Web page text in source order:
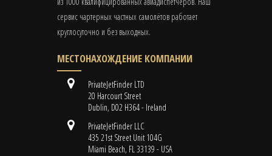
сервис чартерных частных самолётов работает
круглосуточно и без выходных.
МЕСТОНАХОЖДЕНИЕ КОМПАНИИ
PrivateJetFinder LTD
20 Harcourt Street
Dublin, D02 H364 - Ireland
PrivateJetFinder LLC
435 21st Street Unit 104G
Miami Beach, FL 33139 - USA